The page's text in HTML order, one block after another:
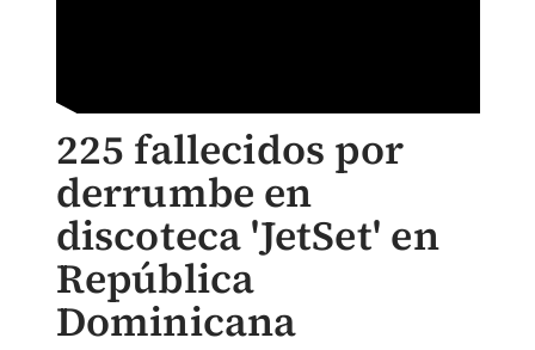
225 fallecidos por
derrumbe en
discoteca 'JetSet' en
República
Dominicana